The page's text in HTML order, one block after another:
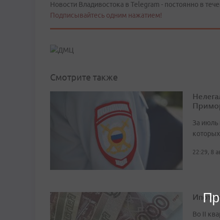
Новости Владивостока в Telegram - постоянно в
Подписывайтесь одним нажатием!
Смотрите также
За июль
22:29, 8
Во II